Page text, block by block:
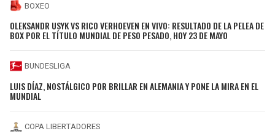
BOXEO
OLEKSANDR USYK VS RICO VERHOEVEN EN VIVO: RESULTADO DE LA PELEA DE
BOX POR EL TÍTULO MUNDIAL DE PESO PESADO, HOY 23 DE MAYO
BUNDESLIGA
LUIS DÍAZ, NOSTÁLGICO POR BRILLAR EN ALEMANIA Y PONE LA MIRA EN EL
MUNDIAL
COPA LIBERTADORES